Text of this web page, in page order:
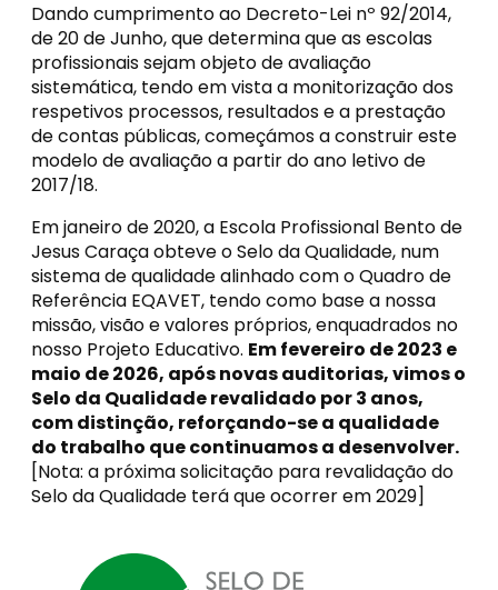
Dando cumprimento ao Decreto-Lei nº 92/2014,
de 20 de Junho, que determina que as escolas
profissionais sejam objeto de avaliação
sistemática, tendo em vista a monitorização dos
respetivos processos, resultados e a prestação
de contas públicas, começámos a construir este
modelo de avaliação a partir do ano letivo de
2017/18.
Em janeiro de 2020, a Escola Profissional Bento de
Jesus Caraça obteve o Selo da Qualidade, num
sistema de qualidade alinhado com o Quadro de
Referência EQAVET, tendo como base a nossa
missão, visão e valores próprios, enquadrados no
nosso Projeto Educativo. Em fevereiro de 2023 e
maio de 2026, após novas auditorias, vimos o
Selo da Qualidade revalidado por 3 anos,
com distinção, reforçando-se a qualidade
do trabalho que continuamos a desenvolver.
[Nota: a próxima solicitação para revalidação do
Selo da Qualidade terá que ocorrer em 2029]